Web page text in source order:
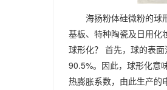
海扬粉体硅微粉的球
基板、特种陶瓷及日用化
球形化？ 首先，球的表
90.5%。因此，球形化意
热膨胀系数，由此生产的